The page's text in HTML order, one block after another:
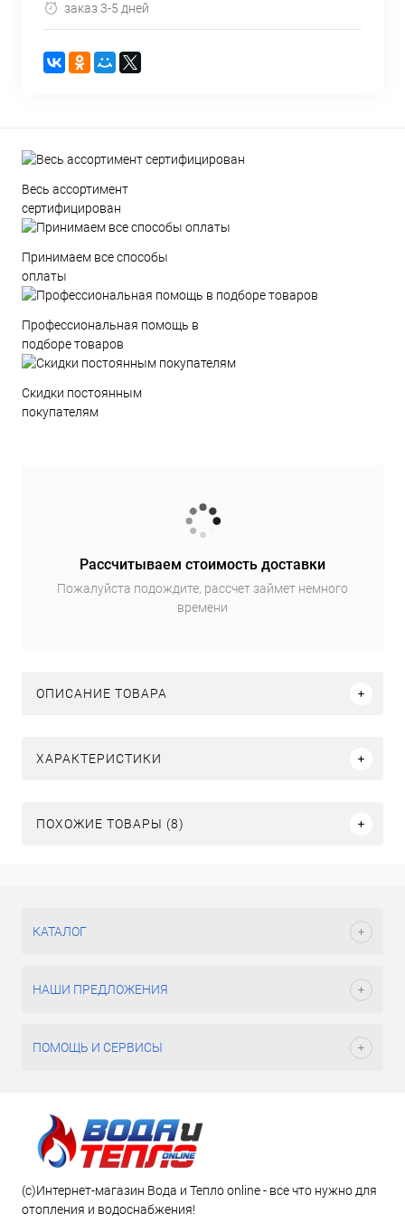
заказ 3-5 дней
Весь ассортимент
сертифицирован
Принимаем все способы
оплаты
Профессиональная помощь в
подборе товаров
Скидки постоянным
покупателям
Рассчитываем стоимость доставки
Пожалуйста подождите, рассчет займет немного
времени
ОПИСАНИЕ ТОВАРА
ХАРАКТЕРИСТИКИ
ПОХОЖИЕ ТОВАРЫ (8)
КАТАЛОГ
НАШИ ПРЕДЛОЖЕНИЯ
ПОМОЩЬ И СЕРВИСЫ
(c)Интернет-магазин Вода и Тепло online - все что нужно для
отопления и водоснабжения!